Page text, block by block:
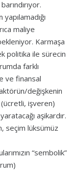
maliye
Karmaşa
politika ile sürecin
farklı
ve finansal
değişkenin
(ücretli, işveren)
aşikardır.
seçim lüksümüz
“sembolik”